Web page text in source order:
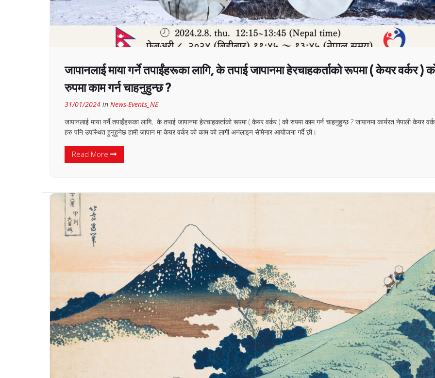
जापानलाई माया गर्ने तपाईंहरूका लागि, के तपाई जापानमा हेरचाहकर्ताको रूपमा ( केयर वर्कर )
रुपमा काम गर्न चाहनुहुन्छ ?
31/01/2024 in News-Events_NE
जापानलाई माया गर्ने तपाईंहरूका लागि, के तपाई जापानमा हेरचाहकर्ताको रूपमा ( केयर वर्कर ) को रुपमा काम गर्न चाहनुहुन्छ ? जापानमा कार्यरत नेपाली केयर
हरु पनि उपस्थित हुनुहुनेछ हामी जापान मा केयर वर्कर को काम को लागी अनलाइन सेमिनार आयोजना गर्दै छौ।
Read More